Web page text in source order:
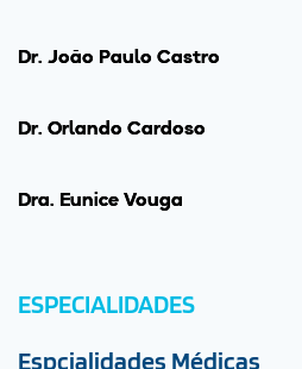
Dr. João Paulo Castro
Dr. Orlando Cardoso
Drª. Eunice Vouga
ESPECIALIDADES
Espcialidades Médicas